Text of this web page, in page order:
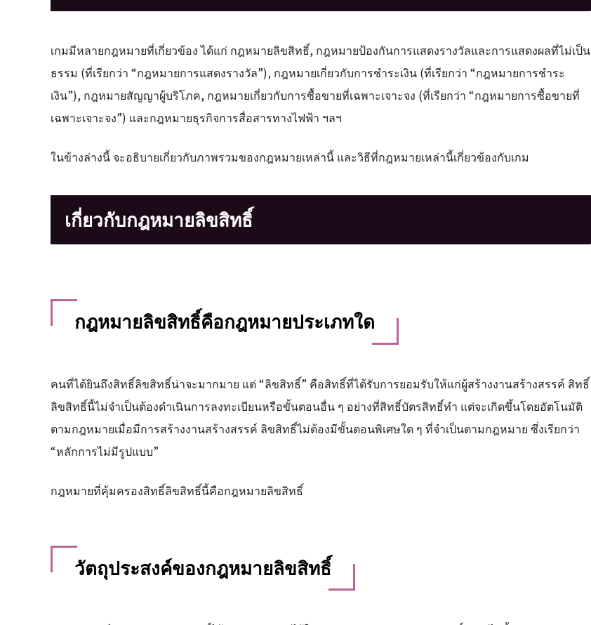
เกมมีหลายกฎหมายที่เกี่ยวข้อง ได้แก่ กฎหมายลิขสิทธิ์, กฎหมายป้องกันการแสดงรางวัลและการแสดงผลที่ไม่เป็น
ธรรม (ที่เรียกว่า “กฎหมายการแสดงรางวัล”), กฎหมายเกี่ยวกับการชำระเงิน (ที่เรียกว่า “กฎหมายการชำระ
เงิน”), กฎหมายสัญญาผู้บริโภค, กฎหมายเกี่ยวกับการซื้อขายที่เฉพาะเจาะจง (ที่เรียกว่า “กฎหมายการซื้อขายที่
เฉพาะเจาะจง”) และกฎหมายธุรกิจการสื่อสารทางไฟฟ้า ฯลฯ
ในข้างล่างนี้ จะอธิบายเกี่ยวกับภาพรวมของกฎหมายเหล่านี้ และวิธีที่กฎหมายเหล่านี้เกี่ยวข้องกับเกม
เกี่ยวกับกฎหมายลิขสิทธิ์
กฎหมายลิขสิทธิ์คือกฎหมายประเภทใด
คนที่ได้ยินถึงสิทธิ์ลิขสิทธิ์น่าจะมากมาย แต่ “ลิขสิทธิ์” คือสิทธิ์ที่ได้รับการยอมรับให้แก่ผู้สร้างงานสร้างสรรค์ สิทธิ์
ลิขสิทธิ์นี้ไม่จำเป็นต้องดำเนินการลงทะเบียนหรือขั้นตอนอื่น ๆ อย่างที่สิทธิ์บัตรสิทธิ์ทำ แต่จะเกิดขึ้นโดยอัตโนมัติ
ตามกฎหมายเมื่อมีการสร้างงานสร้างสรรค์ ลิขสิทธิ์ไม่ต้องมีขั้นตอนพิเศษใด ๆ ที่จำเป็นตามกฎหมาย ซึ่งเรียกว่า
“หลักการไม่มีรูปแบบ”
กฎหมายที่คุ้มครองสิทธิ์ลิขสิทธิ์นี้คือกฎหมายลิขสิทธิ์
วัตถุประสงค์ของกฎหมายลิขสิทธิ์